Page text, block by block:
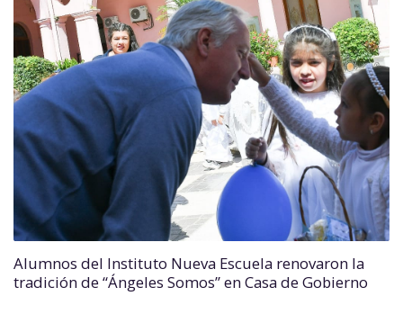
Alumnos del Instituto Nueva Escuela renovaron la
tradición de “Ángeles Somos” en Casa de Gobierno